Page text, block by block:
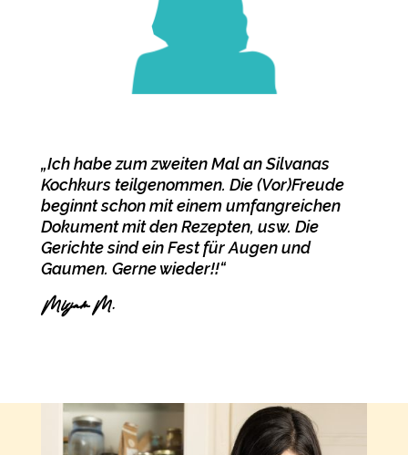
„Ich habe zum zweiten Mal an Silvanas
Kochkurs teilgenommen. Die (Vor)Freude
beginnt schon mit einem umfangreichen
Dokument mit den Rezepten, usw. Die
Gerichte sind ein Fest für Augen und
Gaumen. Gerne wieder!!“
Mirjam M.